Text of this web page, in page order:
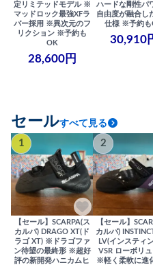
定リミテッドモデル ※
マッドロック最強XFラ
バー採用 ※異次元のフ
リクション ※予約も
OK
28,600円
ハードな剛性パ
自由度が融合し
仕様 ※予約も
30,910
セールすべて見る
1
【セール】SCARPA(ス
カルパ) DRAGO XT(ド
ラゴ XT) ※ドラゴファ
ン待望の最終形 ※超好
評の新開発ハニカムヒ
2
【セール】
カルパ)
LV(インスティ
VSR ローボリ
※軽く柔軟に進